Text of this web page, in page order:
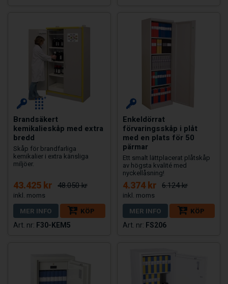
Brandsäkert
kemikalieskåp med extra
bredd
Skåp för brandfarliga
kemikalier i extra känsliga
miljöer.
43.425 kr 48.050 kr
MER INFO
KÖP
F30-KEM5
Enkeldörrat
förvaringsskåp i plåt
med en plats för 50
pärmar
Ett smalt lättplacerat plåtskåp
av högsta kvalité med
nyckellåsning!
4.374 kr 6.124 kr
MER INFO
KÖP
FS206